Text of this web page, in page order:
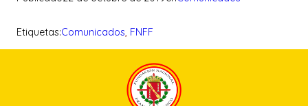
Etiquetas:Comunicados, FNFF